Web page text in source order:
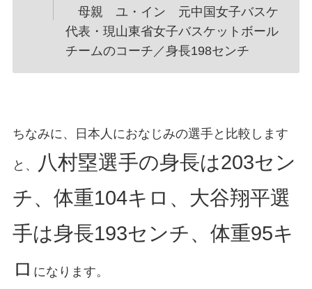
母親 ユ・イン 元中国女子バスケ
代表・現山東省女子バスケットボール
チームのコーチ／身長198センチ
ちなみに、日本人におなじみの選手と比較します
と、
八村塁選手の身長は203セン
チ、体重104キロ、大谷翔平選
手は身長193センチ、体重95キ
ロ になります。